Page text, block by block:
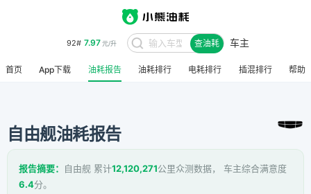
92# 7.97元/升 查油耗 车主
首页 App下载 油耗报告 油耗排行 电耗排行 插混排行 帮助
自由舰油耗报告
报告摘要： 自由舰 累计12,120,271公里众测数据， 车主综合满意度
6.4分。